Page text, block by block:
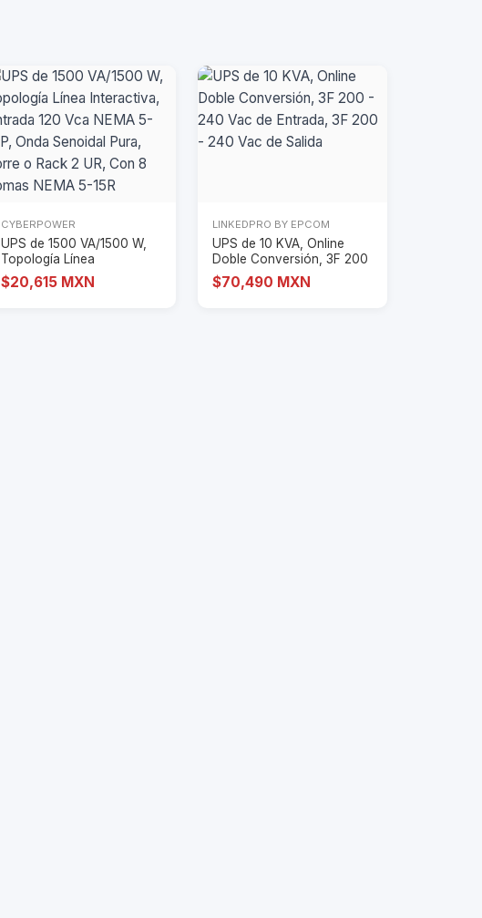
CYBERPOWER
UPS de 1500 VA/1500 W,
Topología Línea
Interactiva, Entrad
$20,615 MXN
LINKEDPRO BY EPCOM
UPS de 10 KVA, Online
Doble Conversión, 3F 200
- 240 Vac de
$70,490 MXN